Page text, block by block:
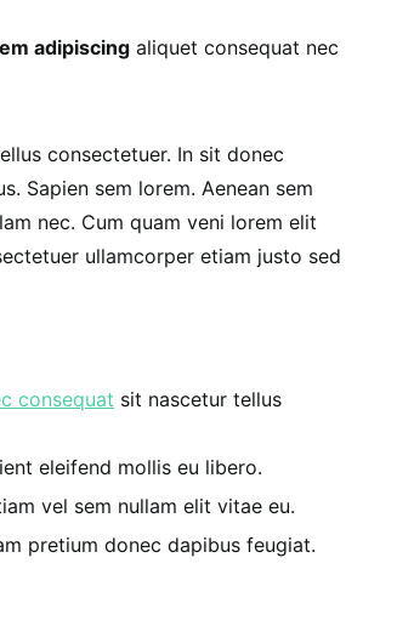
adipiscing aliquet consequat nec
consectetuer. In sit donec
Sapien sem lorem. Aenean sem
nec. Cum quam veni lorem elit
ullamcorper etiam justo sed
consequat sit nascetur tellus
eleifend mollis eu libero.
vel sem nullam elit vitae eu.
pretium donec dapibus feugiat.